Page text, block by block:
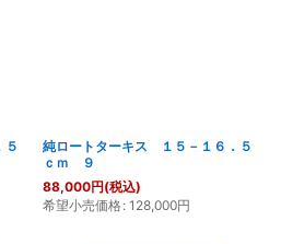
５
純ロートターキス １５－１６．５
ｃｍ ９
88,000円(税込)
希望小売価格: 128,000円